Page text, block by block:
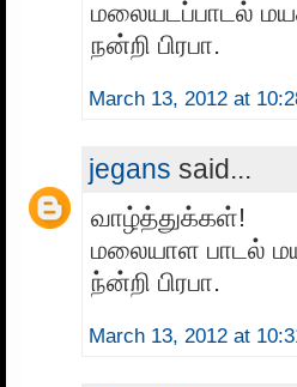
மலையடப்பாடல்
நன்றி பிரபா.
March 13, 2012 at
jegans said...
வாழ்த்துக்கள்!
மலையாள பாடல்
ந்ன்றி பிரபா.
March 13, 2012 at